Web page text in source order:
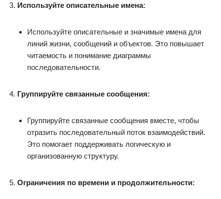
Используйте описательные имена:
Используйте описательные и значимые имена для
линий жизни, сообщений и объектов. Это повышает
читаемость и понимание диаграммы
последовательности.
Группируйте связанные сообщения:
Группируйте связанные сообщения вместе, чтобы
отразить последовательный поток взаимодействий.
Это помогает поддерживать логическую и
организованную структуру.
Ограничения по времени и продолжительности: